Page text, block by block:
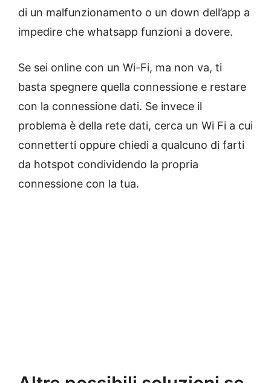
di un malfunzionamento o un down dell’app a
impedire che whatsapp funzioni a dovere.
Se sei online con un Wi-Fi, ma non va, ti
basta spegnere quella connessione e restare
con la connessione dati. Se invece il
problema è della rete dati, cerca un Wi Fi a cui
connetterti oppure chiedi a qualcuno di farti
da hotspot condividendo la propria
connessione con la tua.